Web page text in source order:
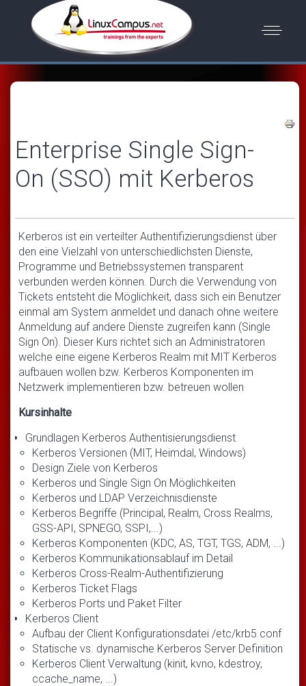
Enterprise Single Sign-
On (SSO) mit Kerberos
Kerberos ist ein verteilter Authentifizierungsdienst über
den eine Vielzahl von unterschiedlichsten Dienste,
Programme und Betriebssystemen transparent
verbunden werden können. Durch die Verwendung von
Tickets entsteht die Möglichkeit, dass sich ein Benutzer
einmal am System anmeldet und danach ohne weitere
Anmeldung auf andere Dienste zugreifen kann (Single
Sign On). Dieser Kurs richtet sich an Administratoren
welche eine eigene Kerberos Realm mit MIT Kerberos
aufbauen wollen bzw. Kerberos Komponenten im
Netzwerk implementieren bzw. betreuen wollen
Kursinhalte
Grundlagen Kerberos Authentisierungsdienst
Kerberos Versionen (MIT, Heimdal, Windows)
Design Ziele von Kerberos
Kerberos und Single Sign On Möglichkeiten
Kerberos und LDAP Verzeichnisdienste
Kerberos Begriffe (Principal, Realm, Cross Realms,
GSS-API, SPNEGO, SSPI,...)
Kerberos Komponenten (KDC, AS, TGT, TGS, ADM, ...)
Kerberos Kommunikationsablauf im Detail
Kerberos Cross-Realm-Authentifizierung
Kerberos Ticket Flags
Kerberos Ports und Paket Filter
Kerberos Client
Aufbau der Client Konfigurationsdatei /etc/krb5.conf
Statische vs. dynamische Kerberos Server Definition
Kerberos Client Verwaltung (kinit, kvno, kdestroy,
ccache_name, ...)